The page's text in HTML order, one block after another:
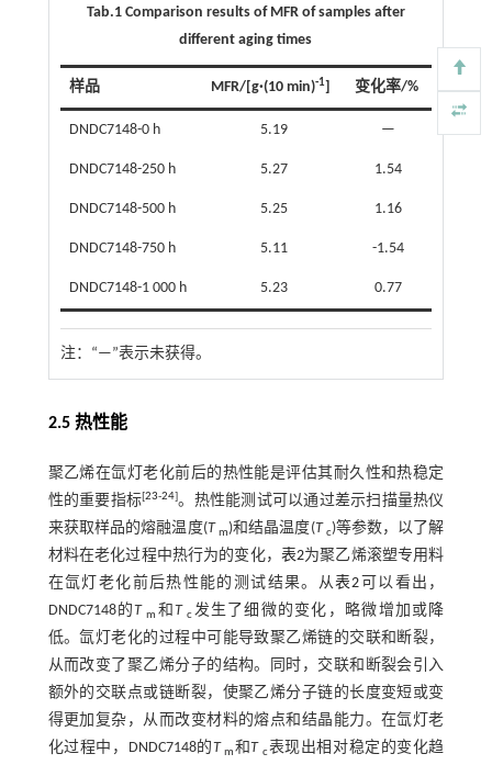
Tab.1 Comparison results of MFR of samples after
different aging times
样品 MFR/[g·(10 min)-1] 变化率/%
DNDC7148-0 h 5.19 —
DNDC7148-250 h 5.27 1.54
DNDC7148-500 h 5.25 1.16
DNDC7148-750 h 5.11 -1.54
DNDC7148-1 000 h 5.23 0.77
注： “—”表示未获得。
2.5 热性能
聚乙烯在氙灯老化前后的热性能是评估其耐久性和热稳定
性的重要指标[23-24]。热性能测试可以通过差示扫描量热仪
来获取样品的熔融温度(T m)和结晶温度(T c)等参数，以了解
材料在老化过程中热行为的变化， 表2为聚乙烯滚塑专用料
在氙灯老化前后热性能的测试结果。从表2 可以看出，
DNDC7148的T m 和 T c发生了细微的变化，略微增加或降
低。氙灯老化的过程中可能导致聚乙烯链的交联和断裂，
从而改变了聚乙烯分子的结构。同时，交联和断裂会引入
额外的交联点或链断裂，使聚乙烯分子链的长度变短或变
得更加复杂，从而改变材料的熔点和结晶能力。在氙灯老
化过程中，DNDC7148的T m和T c表现出相对稳定的变化趋